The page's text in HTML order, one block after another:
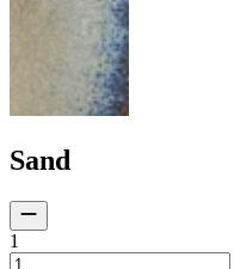
Sand
1